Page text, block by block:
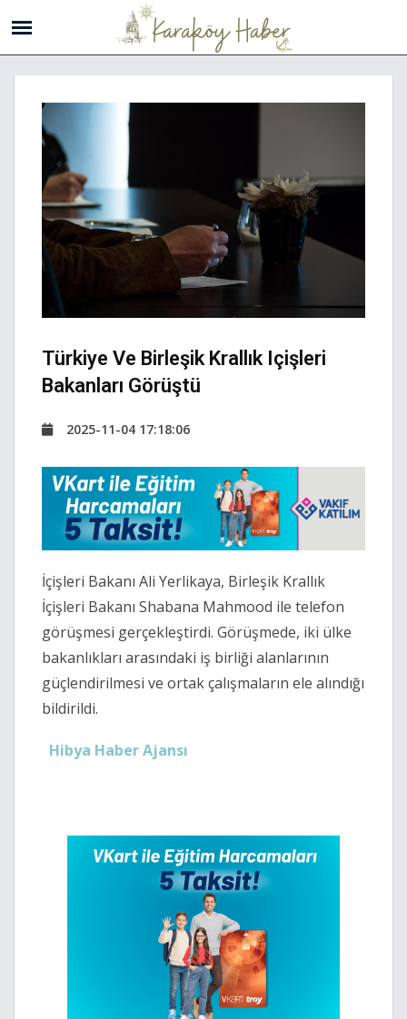
Türkiye Ve Birleşik Krallık Içişleri
Bakanları Görüştü
2025-11-04 17:18:06
İçişleri Bakanı Ali Yerlikaya, Birleşik Krallık
İçişleri Bakanı Shabana Mahmood ile telefon
görüşmesi gerçekleştirdi. Görüşmede, iki ülke
bakanlıkları arasındaki iş birliği alanlarının
güçlendirilmesi ve ortak çalışmaların ele alındığı
bildirildi.
Hibya Haber Ajansı